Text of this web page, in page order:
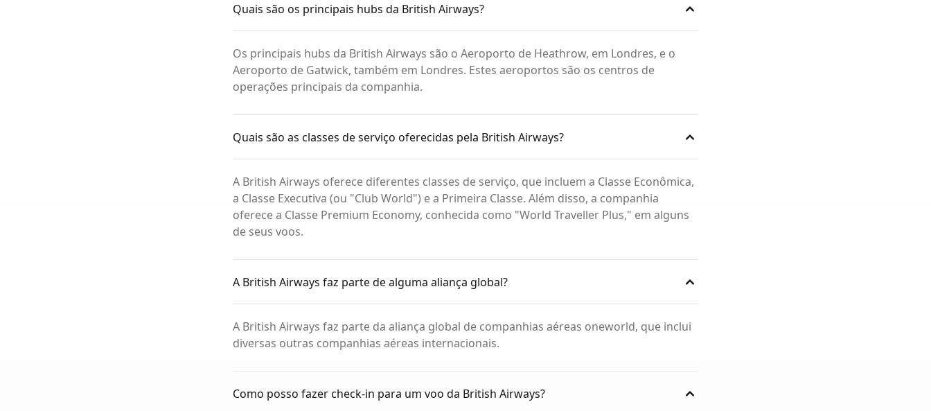
Quais são os principais hubs da British Airways?
Os principais hubs da British Airways são o Aeroporto de Heathrow, em Londres, e o
Aeroporto de Gatwick, também em Londres. Estes aeroportos são os centros de
operações principais da companhia.
Quais são as classes de serviço oferecidas pela British Airways?
A British Airways oferece diferentes classes de serviço, que incluem a Classe Econômica,
a Classe Executiva (ou "Club World") e a Primeira Classe. Além disso, a companhia
oferece a Classe Premium Economy, conhecida como "World Traveller Plus," em alguns
de seus voos.
A British Airways faz parte de alguma aliança global?
A British Airways faz parte da aliança global de companhias aéreas oneworld, que inclui
diversas outras companhias aéreas internacionais.
Como posso fazer check-in para um voo da British Airways?